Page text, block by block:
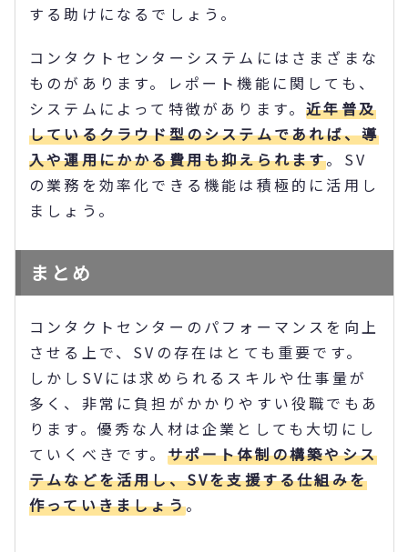
する助けになるでしょう。
コンタクトセンターシステムにはさまざまな
ものがあります。レポート機能に関しても、
システムによって特徴があります。近年普及
しているクラウド型のシステムであれば、導
入や運用にかかる費用も抑えられます。SV
の業務を効率化できる機能は積極的に活用し
ましょう。
まとめ
コンタクトセンターのパフォーマンスを向上
させる上で、SVの存在はとても重要です。
しかしSVには求められるスキルや仕事量が
多く、非常に負担がかかりやすい役職でもあ
ります。優秀な人材は企業としても大切にし
ていくべきです。 サポート体制の構築やシス
テムなどを活用し、SVを支援する仕組みを
作っていきましょう。